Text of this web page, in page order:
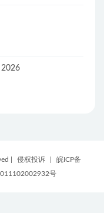
2026
| 侵权投诉
皖ICP备
号